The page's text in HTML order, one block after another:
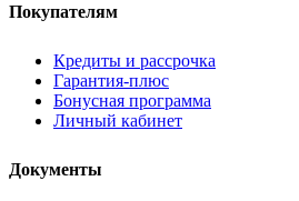
Покупателям
Кредиты и рассрочка
Гарантия-плюс
Бонусная программа
Личный кабинет
Документы